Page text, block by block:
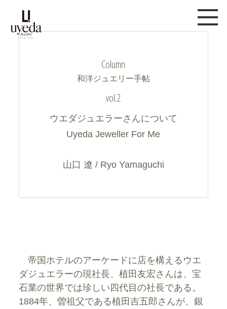
Column
和洋ジュエリー手帖
vol.2
ウエダジュエラーさんについて
Uyeda Jeweller For Me
山口 遼 / Ryo Yamaguchi
帝国ホテルのアーケードに店を構えるウエ
ダジュエラーの現社長、植田友宏さんは、宝
石業の世界では珍しい四代目の社長である。
1884年、曽祖父である植田吉五郎さんが、銀